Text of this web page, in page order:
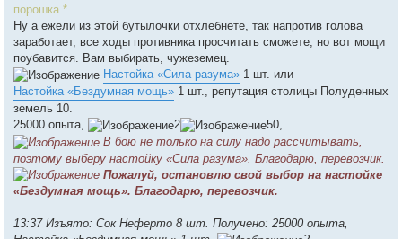
порошка.*
Ну а ежели из этой бутылочки отхлебнете, так напротив голова
заработает, все ходы противника просчитать сможете, но вот мощи
поубавится. Вам выбирать, чужеземец.
Настойка «Сила разума» 1 шт. или
Настойка «Бездумная мощь» 1 шт., репутация столицы Полуденных
земель 10.
25000 опыта,
2
50,
В бою не только на силу надо рассчитывать,
поэтому выберу настойку «Сила разума». Благодарю, перевозчик.
Пожалуй, остановлю свой выбор на настойке
«Бездумная мощь». Благодарю, перевозчик.
13:37 Изъято: Сок Неферто 8 шт. Получено: 25000 опыта,